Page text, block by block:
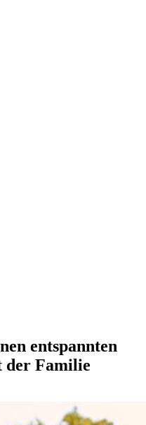
entspannten
der Familie